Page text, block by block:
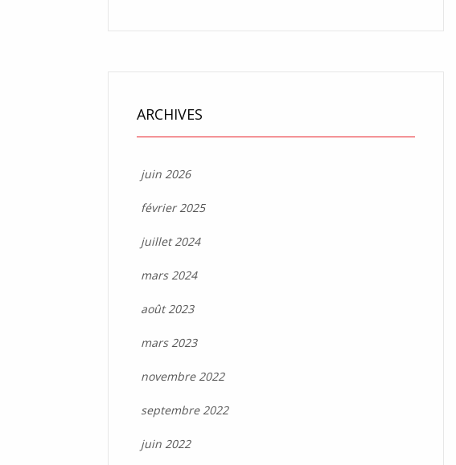
ARCHIVES
juin 2026
février 2025
juillet 2024
mars 2024
août 2023
mars 2023
novembre 2022
septembre 2022
juin 2022